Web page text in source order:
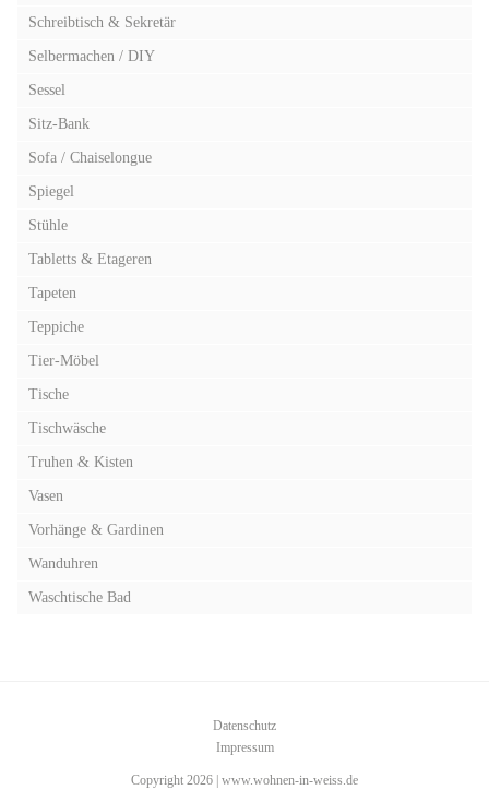
Schreibtisch & Sekretär
Selbermachen / DIY
Sessel
Sitz-Bank
Sofa / Chaiselongue
Spiegel
Stühle
Tabletts & Etageren
Tapeten
Teppiche
Tier-Möbel
Tische
Tischwäsche
Truhen & Kisten
Vasen
Vorhänge & Gardinen
Wanduhren
Waschtische Bad
Datenschutz
Impressum
Copyright 2026 | www.wohnen-in-weiss.de